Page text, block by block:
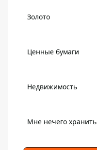
Золото
Ценные бумаги
Недвижимость
Мне нечего хранить